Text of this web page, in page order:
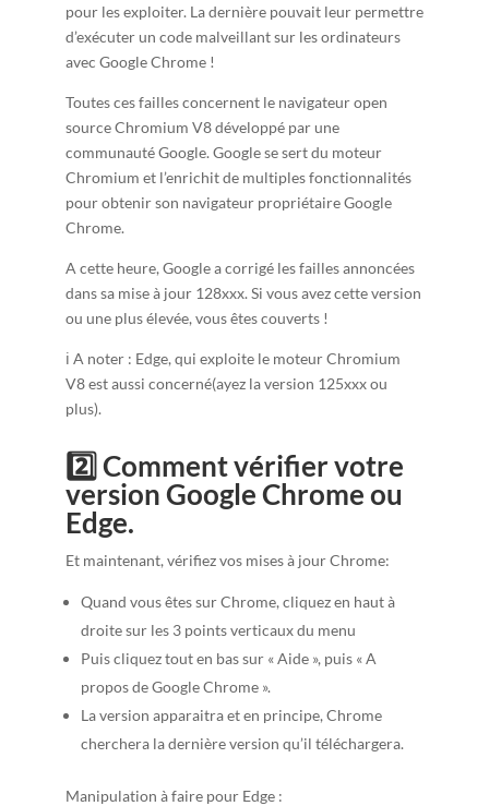
pour les exploiter. La dernière pouvait leur permettre
d’exécuter un code malveillant sur les ordinateurs
avec Google Chrome !
Toutes ces failles concernent le navigateur open
source Chromium V8 développé par une
communauté Google. Google se sert du moteur
Chromium et l’enrichit de multiples fonctionnalités
pour obtenir son navigateur propriétaire Google
Chrome.
A cette heure, Google a corrigé les failles annoncées
dans sa mise à jour 128xxx. Si vous avez cette version
ou une plus élevée, vous êtes couverts !
ℹ️ A noter : Edge, qui exploite le moteur Chromium
V8 est aussi concerné(ayez la version 125xxx ou
plus).
2️⃣ Comment vérifier votre
version Google Chrome ou
Edge.
Et maintenant, vérifiez vos mises à jour Chrome:
Quand vous êtes sur Chrome, cliquez en haut à
droite sur les 3 points verticaux du menu
Puis cliquez tout en bas sur « Aide », puis « A
propos de Google Chrome ».
La version apparaitra et en principe, Chrome
cherchera la dernière version qu’il téléchargera.
Manipulation à faire pour Edge :